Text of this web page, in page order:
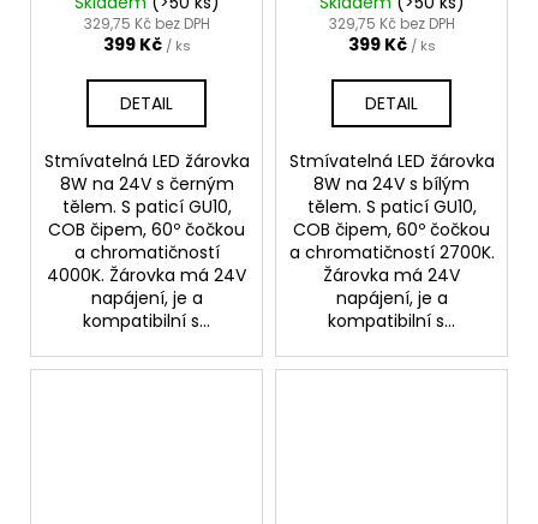
329,75 Kč bez DPH
399 Kč / ks
DETAIL
Stmívatelná LED žárovka
8W na 24V s černým
tělem. S paticí GU10,
COB čipem, 60º čočkou
a chromatičností
4000K. Žárovka má 24V
napájení, je a
kompatibilní s...
329,75 Kč bez DPH
399 Kč / ks
DETAIL
Stmívatelná LED žárovka
8W na 24V s bílým
tělem. S paticí GU10,
COB čipem, 60º čočkou
a chromatičností 2700K.
Žárovka má 24V
napájení, je a
kompatibilní s...